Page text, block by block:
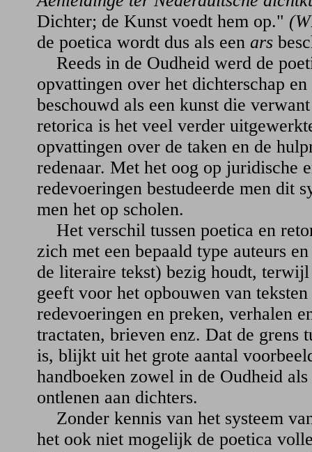
Dichter; de Kunst voedt hem op."
de poetica wordt dus als een ars
Reeds in de Oudheid werd de
opvattingen over het dichterschap
beschouwd als een kunst die
retorica is het veel verder
opvattingen over de taken en de
redenaar. Met het oog op juridische
redevoeringen bestudeerde men dit
men het op scholen.
Het verschil tussen poetica en
zich met een bepaald type auteurs
de literaire tekst) bezig houdt,
geeft voor het opbouwen van
redevoeringen en preken, verhalen
tractaten, brieven enz. Dat de grens
is, blijkt uit het grote aantal
handboeken zowel in de Oudheid
ontlenen aan dichters.
Zonder kennis van het systeem
het ook niet mogelijk de poetica